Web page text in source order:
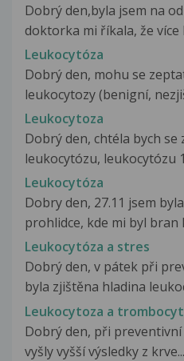
Dobrý den,byla jsem na
doktorka mi říkala, že více
Leukocytóza
Dobrý den, mohu se
leukocytozy (benigní,
Leukocytoza
Dobrý den, chtéla bych
leukocytózu, leukocytózu
Leukocytóza
Dobry den, 27.11 jsem
prohlidce, kde mi byl bran
Leukocytóza a stres
Dobrý den, v pátek při
byla zjištěna hladina
Leukocytoza a
Dobrý den, při
vyšly vyšší výsledky z krve...